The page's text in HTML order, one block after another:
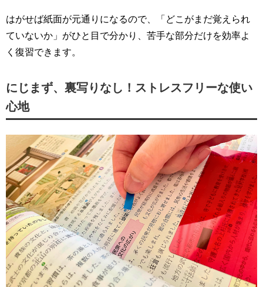
はがせば紙面が元通りになるので、「どこがまだ覚えられ
ていないか」がひと目で分かり、苦手な部分だけを効率よ
く復習できます。
にじまず、裏写りなし！ストレスフリーな使い
心地